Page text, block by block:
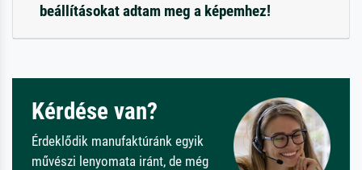
beállításokat adtam meg a képemhez!
Kérdése van?
Érdeklődik manufaktúránk egyik
művészi lenyomata iránt, de még